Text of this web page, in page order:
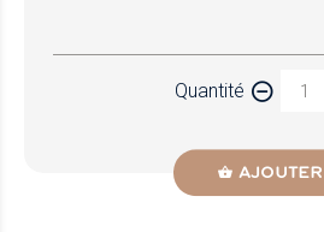
Quantité
AJOUTER